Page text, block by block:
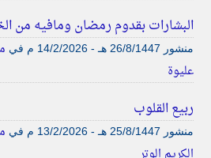
البشارات بقدوم رمضان ومافيه من
منشور في
عليوة
ربيع القلوب
منشور في